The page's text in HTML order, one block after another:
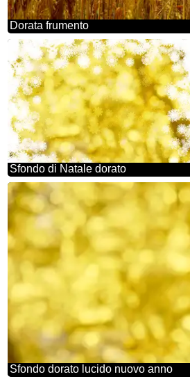
Dorata frumento
Sfondo di Natale dorato
Sfondo dorato lucido nuovo anno